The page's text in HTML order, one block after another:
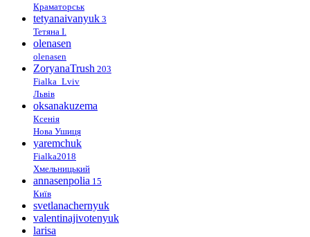
Краматорськ
tetyanaivanyuk 3
Тетяна І.
olenasen
olenasen
ZoryanaTrush 203
Fialka_Lviv
Львів
oksanakuzema
Ксенія
Нова Ушиця
yaremchuk
Fialka2018
Хмельницький
annasenpolia 15
Київ
svetlanachernyuk
valentinajivotenyuk
larisa